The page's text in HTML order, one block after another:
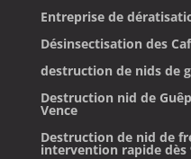
Entreprise de
Désinsectisation des
destruction de nids de
Destruction nid de
Vence
Destruction de nid de
intervention rapide dès